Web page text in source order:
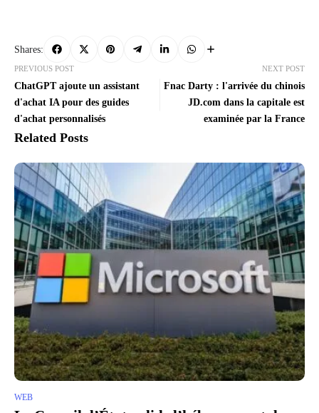
Shares:
PREVIOUS POST
ChatGPT ajoute un assistant
d'achat IA pour des guides
d'achat personnalisés
NEXT POST
Fnac Darty : l'arrivée du chinois
JD.com dans la capitale est
examinée par la France
Related Posts
WEB